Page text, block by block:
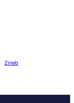
Zineb